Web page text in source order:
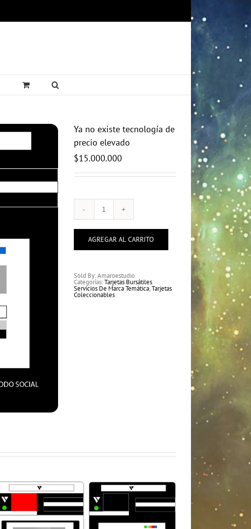
Ya no existe tecnología de
precio elevado
$15.000.000
Ya
no
tecnología
de
precio
elevado
AGREGAR AL CARRITO
Sold By: Amaroestudio
Categorías:Tarjetas Bursátiles
Servicios De Marca Temática,Tarjetas
Coleccionables